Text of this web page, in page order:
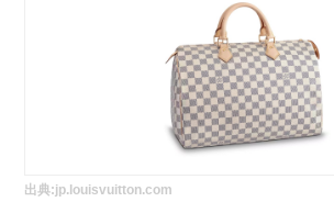
出典:jp.louisvuitton.com